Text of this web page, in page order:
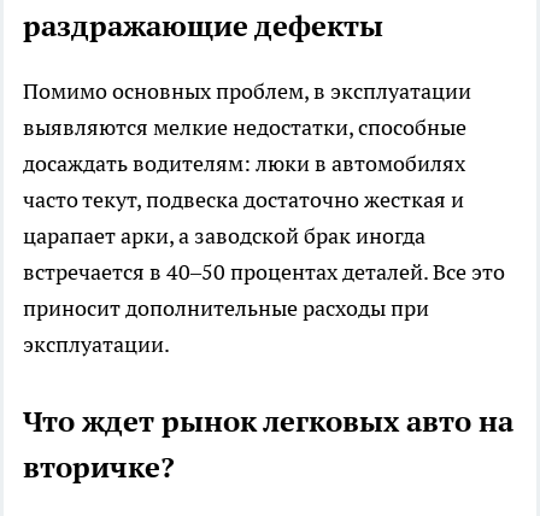
раздражающие дефекты
Помимо основных проблем, в эксплуатации
выявляются мелкие недостатки, способные
досаждать водителям: люки в автомобилях
часто текут, подвеска достаточно жесткая и
царапает арки, а заводской брак иногда
встречается в 40–50 процентах деталей. Все это
приносит дополнительные расходы при
эксплуатации.
Что ждет рынок легковых авто на
вторичке?